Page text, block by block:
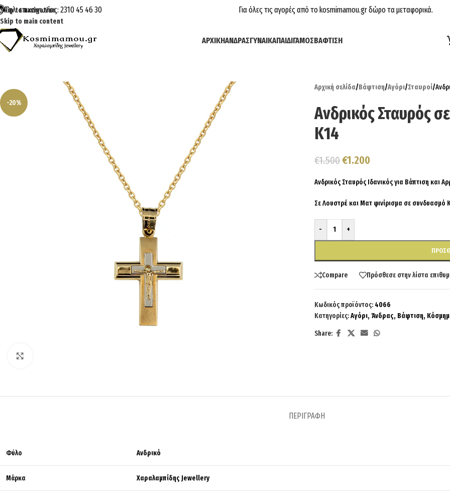
Skip to navigation
Skip to main content
Τηλ. επικοινωνίας: 2310 45 46 30 Για όλες τις αγορές από το kosmimamou.gr δώρο τα μεταφορικά.
ΑΡΧΙΚΉΆΝΔΡΑΣΓΥΝΑΊΚΑΠΑΙΔΊΓΆΜΟΣΒΆΦΤΙΣΗ
-20%
Αρχική σελίδα/Βάφτιση/Αγόρι/Σταυροί/
Ανδρικός Σταυρός
Κ14
€1.500€1.200
Ανδρικός Σταυρός Ιδανικός για Βάπτιση και
Σε Λουστρέ και Ματ φινίρισμα σε συνδυασμό
- +
Compare Πρόσθεσε στην λίστα
Κωδικός προϊόντος: 4066
Κατηγορίες:Αγόρι, Άνδρας, Βάφτιση,
Share:
ΠΕΡΙΓΡΑΦΉ
Φύλο Ανδρικό
Μάρκα Χαραλαμπίδης Jewellery